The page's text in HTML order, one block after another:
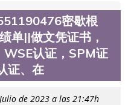
密歇根
单||做文凭证书，
WSE认证，SPM证
证、在
de 2023 a las 21:47h